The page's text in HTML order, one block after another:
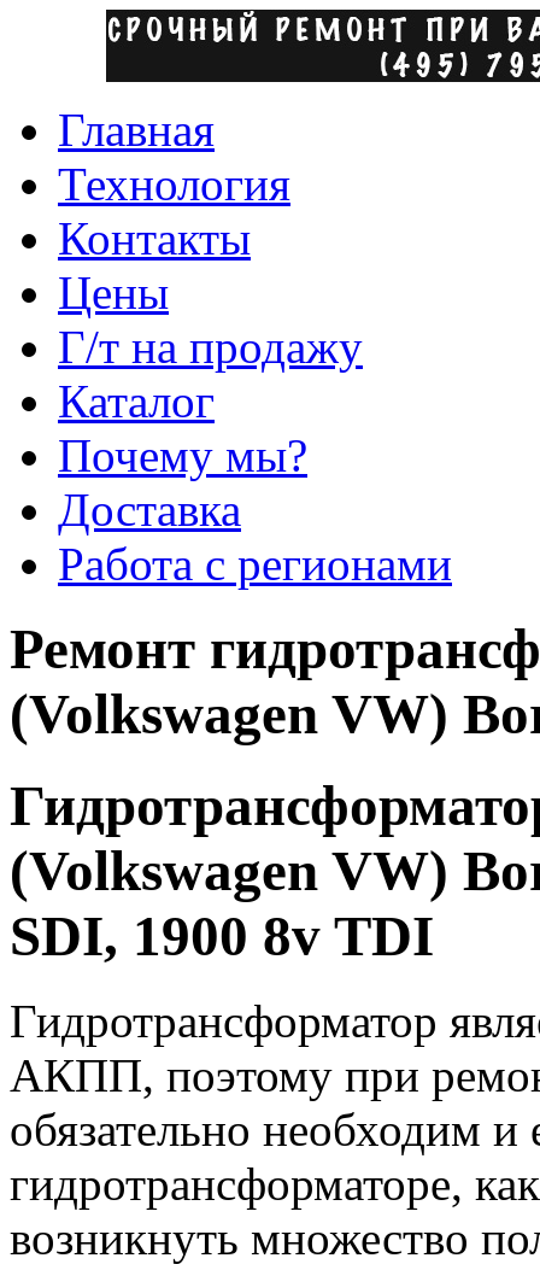
Главная
Технология
Контакты
Цены
Г/т на продажу
Каталог
Почему мы?
Доставка
Работа с регионами
Ремонт
(Volkswagen VW)
(Volkswagen VW)
SDI, 1900 8v TDI
Гидротрансформатор
АКПП, поэтому при
обязательно необходим и
гидротрансформаторе,
возникнуть множество